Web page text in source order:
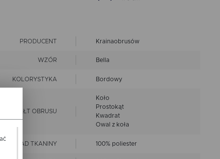
PRODUCENT Krainaobrusów
WZÓR Bella
KOLORYSTYKA Bordowy
KSZTAŁT OBRUSU
Koło
Prostokąt
Kwadrat
Owal z koła
SKŁAD TKANINY 100% poliester